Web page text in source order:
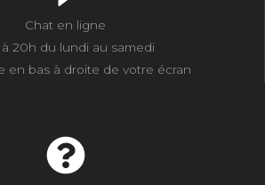
Chat en ligne
à 20h du lundi au samedi
en bas à droite de votre écran